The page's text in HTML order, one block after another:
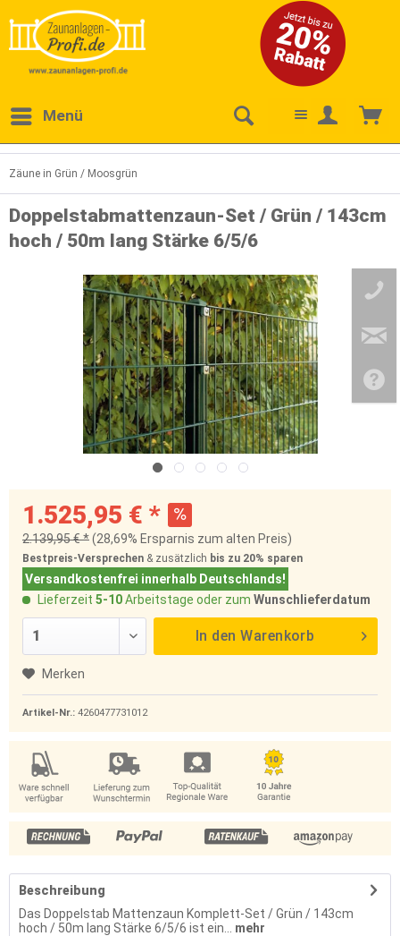
Menü
Zäune in Grün / Moosgrün
Doppelstabmattenzaun-Set / Grün / 143cm
hoch / 50m lang Stärke 6/5/6
1.525,95 € *
2.139,95 € *(28,69% Ersparnis zum alten Preis)
Bestpreis-Versprechen & zusätzlich bis zu 20% sparen
Versandkostenfrei innerhalb Deutschlands!
Lieferzeit 5-10Arbeitstage oder zum Wunschlieferdatum
In den Warenkorb
Merken
Artikel-Nr.: 4260477731012
Beschreibung
Das Doppelstab Mattenzaun Komplett-Set / Grün / 143cm
hoch / 50m lang Stärke 6/5/6 ist ein...
mehr